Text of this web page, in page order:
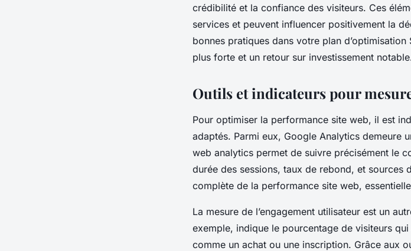
crédibilité et la confiance des visiteurs. Ces
services et peuvent influencer positivement la
bonnes pratiques dans votre plan
plus forte et un retour sur investissement
Outils et indicateurs pour
Pour optimiser la performance site web, il est
adaptés. Parmi eux, Google Analytics demeure
web analytics permet de suivre précisément le
durée des sessions, taux de rebond, et sources
complète de la performance site web,
La mesure de l’engagement utilisateur est un
exemple, indique le pourcentage de visiteurs
comme un achat ou une inscription. Grâce aux